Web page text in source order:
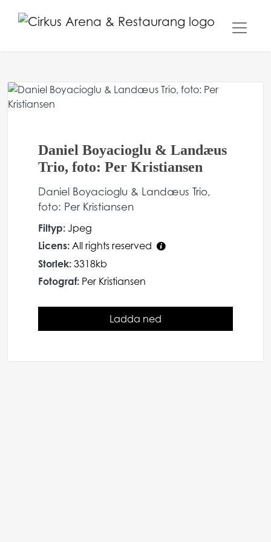
Daniel Boyacioglu & Landæus
Trio, foto: Per Kristiansen
Daniel Boyacioglu & Landæus Trio,
foto: Per Kristiansen
Filtyp: Jpeg
Licens: All rights reserved
Storlek: 3318kb
Fotograf: Per Kristiansen
Ladda ned